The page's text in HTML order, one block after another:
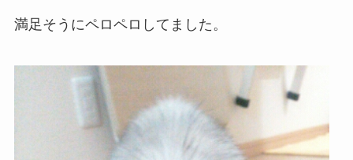
満足そうにペロペロしてました。